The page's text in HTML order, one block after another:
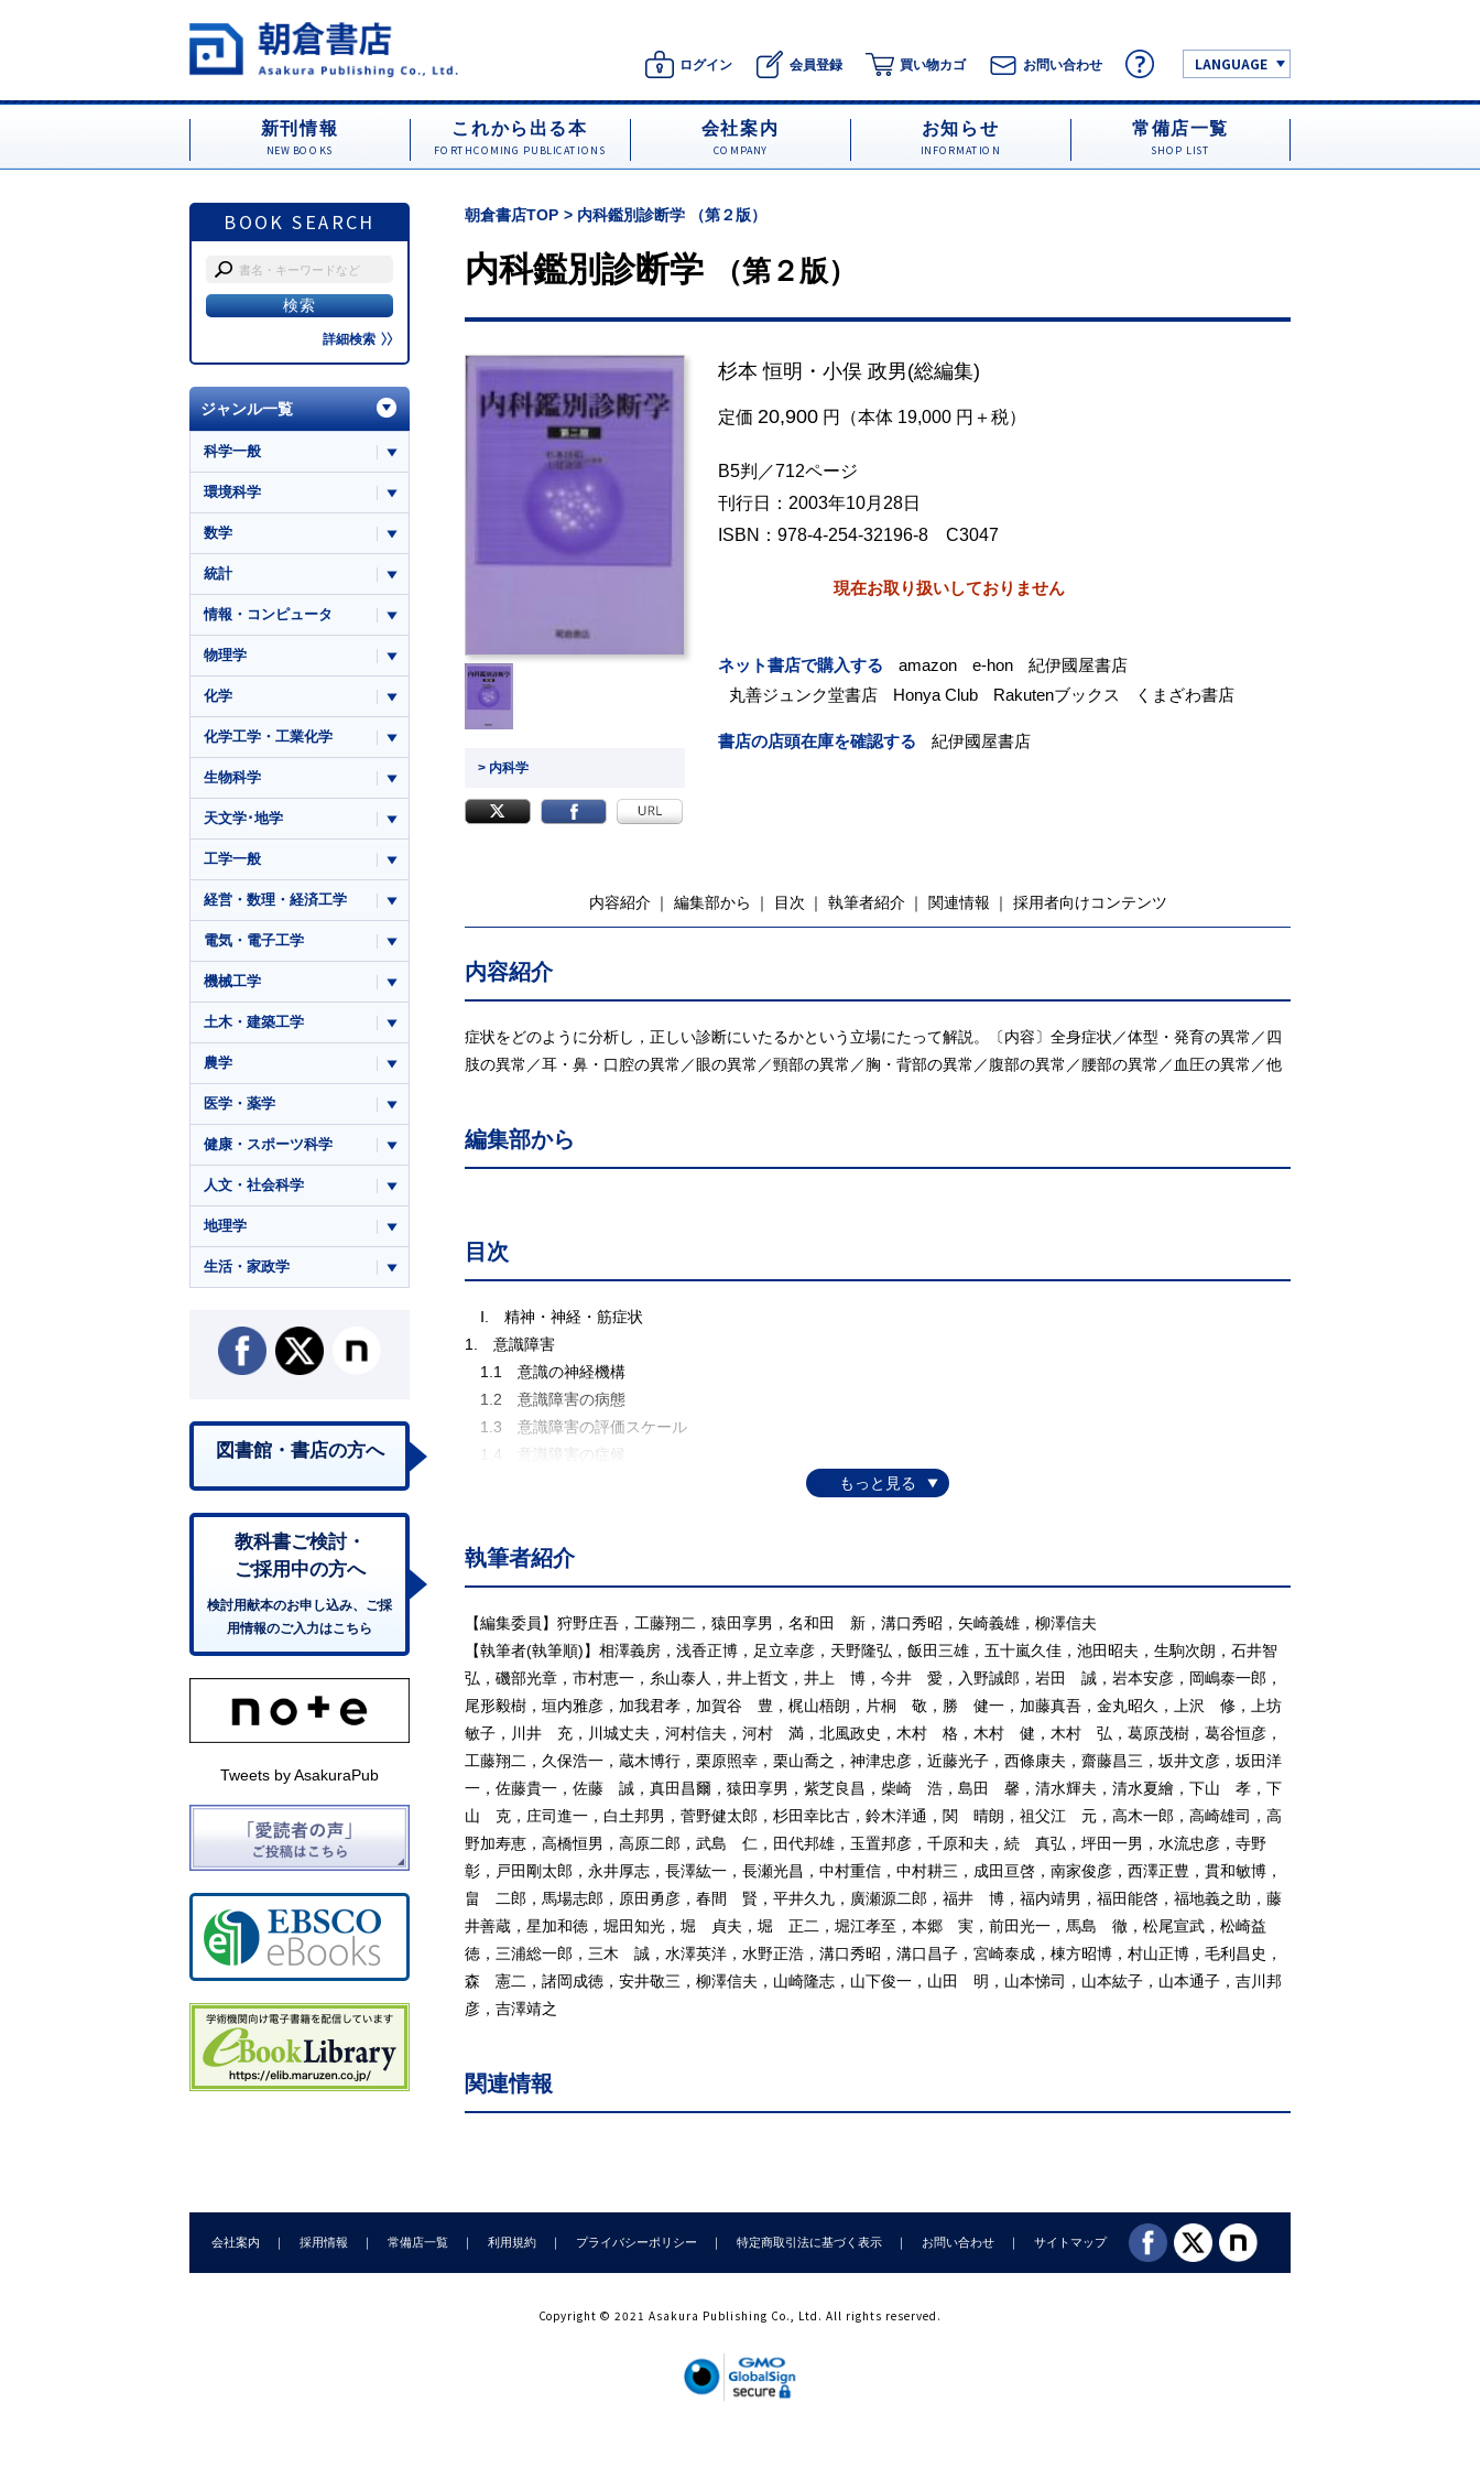
ログイン 会員登録 買い物カゴ お問い合わせ LANGUAGE
新刊情報
NEW BOOKS
これから出る本
FORTHCOMING PUBLICATIONS
会社案内
COMPANY
お知らせ
INFORMATION
常備店一覧
SHOP LIST
BOOK SEARCH
詳細検索
朝倉書店TOP 内科鑑別診断学 （第２版）
内科鑑別診断学 （第２版）
> 内科学
杉本 恒明 ・ 小俣 政男(総編集)
定価 20,900 円（本体 19,000 円＋税）
B5判／712ページ
刊行日：2003年10月28日
ISBN：978-4-254-32196-8 C3047
現在お取り扱いしておりません
ネット書店で購入する amazon e-hon
紀伊國屋書店
丸善ジュンク堂書店
Honya Club Rakutenブックス くまざわ書店
書店の店頭在庫を確認する 紀伊國屋書店
内容紹介 編集部から 目次 執筆者紹介 関連情報 採用者向けコンテンツ
内容紹介
症状をどのように分析し，正しい診断にいたるかという立場にたって解説。〔内容〕全身症状／体型・発育の異常／四
肢の異常／耳・鼻・口腔の異常／眼の異常／頸部の異常／胸・背部の異常／腹部の異常／腰部の異常／血圧の異常／他
編集部から
目次
Ⅰ. 精神・神経・筋症状
1. 意識障害
1.1 意識の神経機構
1.2 意識障害の病態
1.3 意識障害の評価スケール
1.4 意識障害の症候
2.2 失神の病態
2.3 失神の原因疾患
2.4 一過性意識障害の疫学
2.5 失神とてんかんの鑑別
2.6 一過性意識障害の治療
3. 失神
3.1 定義
3.2 前駆症状
3.3 病態生理
3.4 疫学
3.5 原因疾患
4. 感覚障害
4.1 表在覚系の経路―四体体幹の末梢から頭頂葉の感覚野へ―
4.2 深部覚系の経路―末梢から大脳頭頂葉の感覚野Brodmann3-1-2へ―
4.3 顔面からの感覚情報の経路
4.4 感覚障害の臨床
5. 記憶障害，記銘力障害
5.3 記憶障害の原因とアプローチ
5.4 記憶障害をを生じる病巣と疾患
7.1 総論
7.3 構音障害と失声
8.1 知能障害こ対する基本的なアプローチ
執筆者紹介
【編集委員】狩野庄吾，工藤翔二，猿田享男，名和田 新，溝口秀昭，矢崎義雄，柳澤信夫
【執筆者(執筆順)】相澤義房，浅香正博，足立幸彦，天野隆弘，飯田三雄，五十嵐久佳，池田昭夫，生駒次朗，石井智
弘，磯部光章，市村恵一，糸山泰人，井上哲文，井上 博，今井 愛，入野誠郎，岩田 誠，岩本安彦，岡嶋泰一郎，
尾形毅樹，垣内雅彦，加我君孝，加賀谷 豊，梶山梧朗，片桐 敬，勝 健一，加藤真吾，金丸昭久，上沢 修，上坊
敏子，川井 充，川城丈夫，河村信夫，河村 満，北風政史，木村 格，木村 健，木村 弘，葛原茂樹，葛谷恒彦，
工藤翔二，久保浩一，蔵木博行，栗原照幸，栗山喬之，神津忠彦，近藤光子，西條康夫，齋藤昌三，坂井文彦，坂田洋
一，佐藤貴一，佐藤 誠，真田昌爾，猿田享男，紫芝良昌，柴崎 浩，島田 馨，清水輝夫，清水夏繪，下山 孝，下
山 克，庄司進一，白土邦男，菅野健太郎，杉田幸比古，鈴木洋通，関 晴朗，祖父江 元，高木一郎，高崎雄司，高
野加寿恵，高橋恒男，高原二郎，武島 仁，田代邦雄，玉置邦彦，千原和夫，続 真弘，坪田一男，水流忠彦，寺野
彰，戸田剛太郎，永井厚志，長澤紘一，長瀬光昌，中村重信，中村耕三，成田亘啓，南家俊彦，西澤正豊，貫和敏博，
畠 二郎，馬場志郎，原田勇彦，春間 賢，平井久九，廣瀬源二郎，福井 博，福内靖男，福田能啓，福地義之助，藤
井善蔵，星加和徳，堀田知光，堀 貞夫，堀 正二，堀江孝至，本郷 実，前田光一，馬島 徹，松尾宣武，松崎益
徳，三浦総一郎，三木 誠，水澤英洋，水野正浩，溝口秀昭，溝口昌子，宮崎泰成，棟方昭博，村山正博，毛利昌史，
森 憲二，諸岡成徳，安井敬三，柳澤信夫，山崎隆志，山下俊一，山田 明，山本悌司，山本紘子，山本通子，吉川邦
彦，吉澤靖之
関連情報
ジャンル一覧
科学一般
環境科学
数学
統計
情報・コンピュータ
物理学
化学
化学工学・工業化学
生物科学
天文学･地学
工学一般
経営・数理・経済工学
電気・電子工学
機械工学
土木・建築工学
農学
医学・薬学
健康・スポーツ科学
人文・社会科学
地理学
生活・家政学
図書館・書店の方へ
教科書ご検討・
ご採用中の方へ
検討用献本のお申し込み、ご採
用情報のご入力はこちら
Tweets by AsakuraPub
会社案内 採用情報 常備店一覧 利用規約 プライバシーポリシー 特定商取引法に基づく表示 お問い合わせ サイトマップ
Copyright © 2021 Asakura Publishing Co., Ltd. All rights reserved.